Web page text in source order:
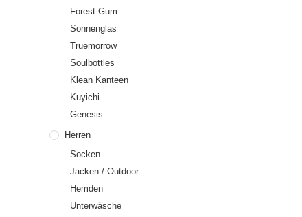
Forest Gum
Sonnenglas
Truemorrow
Soulbottles
Klean Kanteen
Kuyichi
Genesis
Herren
Socken
Jacken / Outdoor
Hemden
Unterwäsche